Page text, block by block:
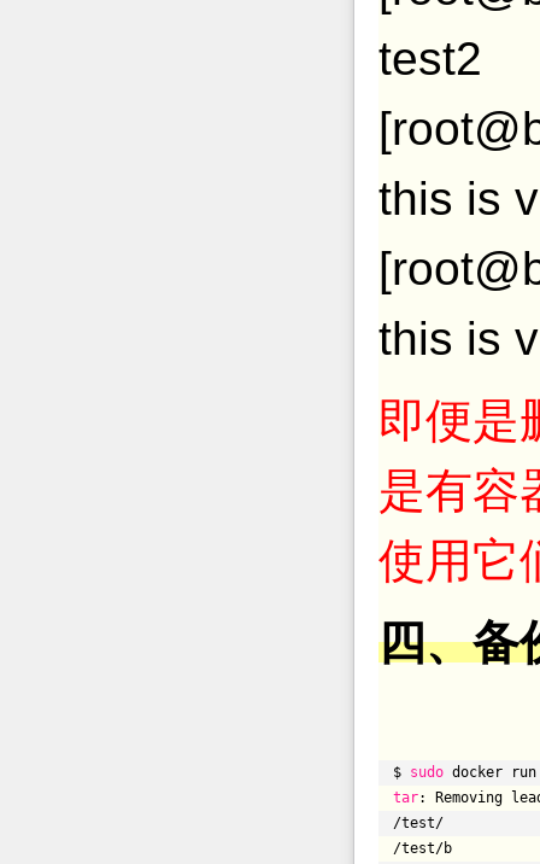
test2
this is
this is
即便是
是有容
使用它
四、备
$ sudo docker
tar: Removing
/test/
/test/b